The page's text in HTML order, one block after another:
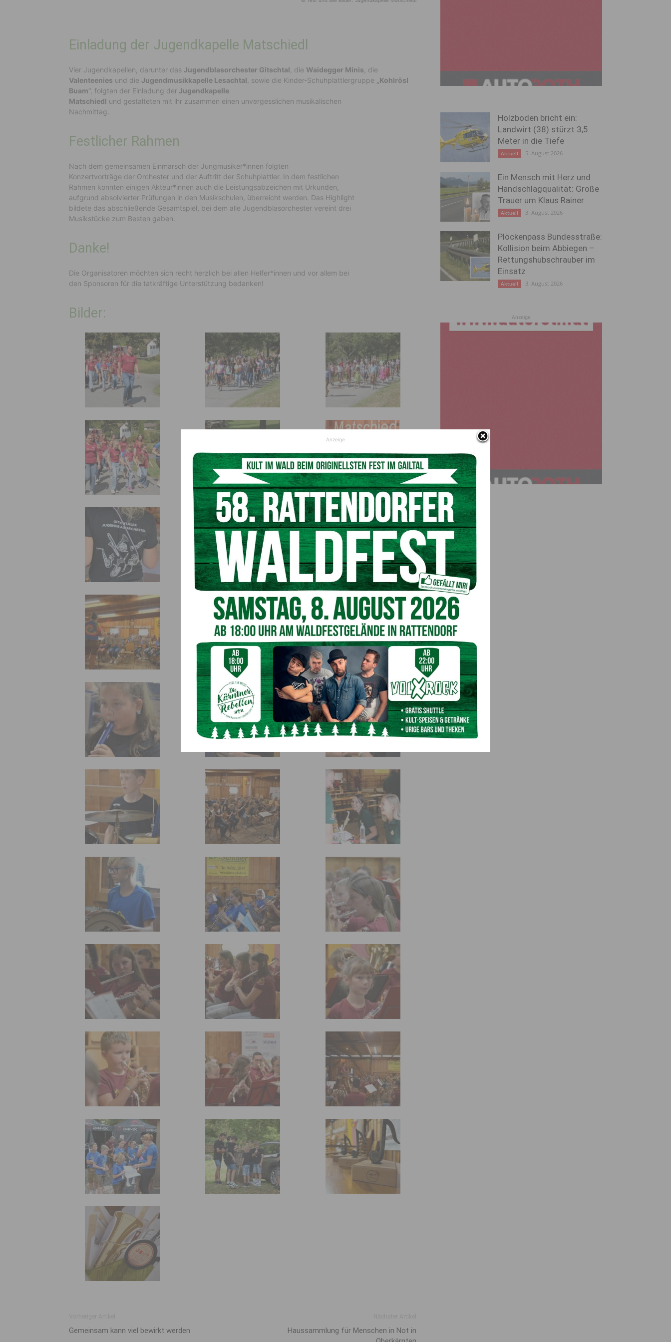
Einladung der Jugendkapelle Matschiedl
Vier Jugendkapellen, darunter das Jugendblasorchester Gitschtal , die Waidegger Minis , die
Valenteenies und die Jugendmusikkapelle Lesachtal , sowie die Kinder-Schuhplattlergruppe
„Kohlrösl
Buam“, folgten der Einladung der Jugendkapelle
Matschiedl und gestalteten mit ihr zusammen einen unvergesslichen musikalischen
Nachmittag.
Festlicher Rahmen
Nach dem gemeinsamen Einmarsch der Jungmusiker*innen folgten
Konzertvorträge der Orchester und der Auftritt der Schuhplattler. In dem festlichen
Rahmen konnten einigen Akteur*innen auch die Leistungsabzeichen mit Urkunden,
aufgrund absolvierter Prüfungen in den Musikschulen, überreicht werden. Das Highlight
bildete das abschließende Gesamtspiel, bei dem alle Jugendblasorchester vereint drei
Musikstücke zum Besten gaben.
Danke!
Die Organisatoren möchten sich recht herzlich bei allen Helfer*innen und vor allem bei
den Sponsoren für die tatkräftige Unterstützung bedanken!
Bilder:
Gemeinsam kann viel bewirkt werden
Haussammlung für Menschen in Not in
Holzboden bricht ein:
Landwirt (38) stürzt 3,5
Meter in die Tiefe
Aktuell 5. August 2026
Ein Mensch mit Herz und
Handschlagqualität: Große
Trauer um Klaus Rainer
Aktuell 3. August 2026
Plöckenpass Bundesstraße:
Kollision beim Abbiegen –
Rettungshubschrauber im
Einsatz
Aktuell 3. August 2026
Anzeige
Anzeige